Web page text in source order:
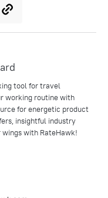
tool for travel
working routine with
for energetic product
insightful industry
with RateHawk!